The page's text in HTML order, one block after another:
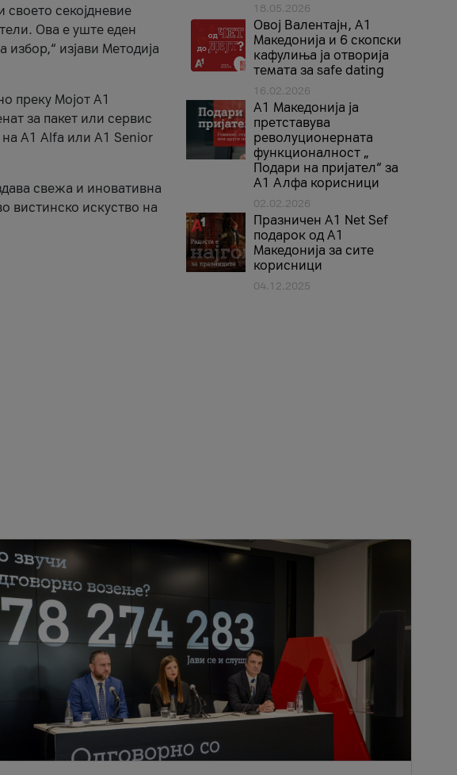
секојдневие
Ова е уште еден
изјави Методија
преку Мојот А1
за пакет или сервис
на А1 Alfa или A1 Senior
свежа и иновативна
вистинско искуство на
18.05.2026
Овој Валентајн, A1
Македонија и 6 скопски
кафулиња ја отворија
темата за safe dating
16.02.2026
А1 Македонија ја
претставува
револуционерната
функционалност „
Подари на пријател“ за
А1 Алфа корисници
02.02.2026
Празничен A1 Net Sеf
подарок од А1
Македонија за сите
корисници
04.12.2025